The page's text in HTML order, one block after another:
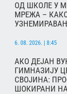
ОД ШКОЛЕ У
МРЕЖА –
6. 08. 2026. | 8:45
АКО ДЕЈАН
ГИМНАЗИЈУ
СВОЈИНА:
ШОКИРАНИ